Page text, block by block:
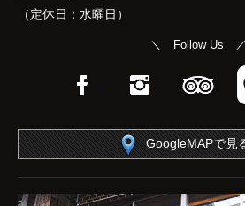
（定休日：水曜日）
＼ Follow Us ／
FacebookInstagram
GoogleMAPで見